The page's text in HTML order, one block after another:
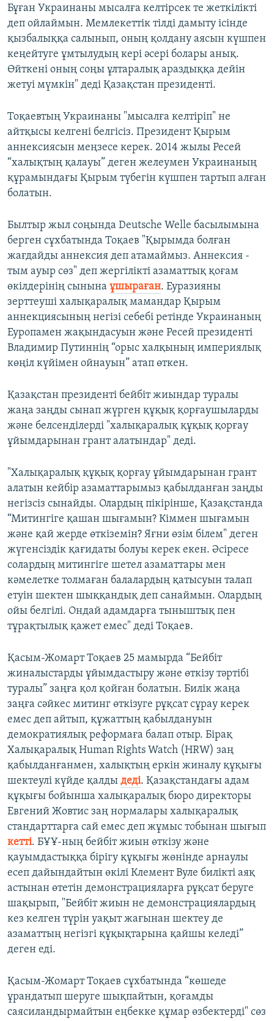
Бұған Украинаны мысалға келтірсек те жеткілікті
деп ойлаймын. Мемлекеттік тілді дамыту ісінде
қызбалыққа салынып, оның қолдану аясын күшпен
кеңейтуге ұмтылудың кері әсері болары анық.
Өйткені оның соңы ұлтаралық араздыққа дейін
жетуі мүмкін" деді Қазақстан президенті.
Тоқаевтың Украинаны "мысалға келтіріп" не
айтқысы келгені белгісіз. Президент Қырым
аннексиясын меңзесе керек. 2014 жылы Ресей
“халықтың қалауы” деген желеумен Украинаның
құрамындағы Қырым түбегін күшпен тартып алған
болатын.
Былтыр жыл соңында Deutsche Welle басылымына
берген сұхбатында Тоқаев "Қырымда болған
жағдайды аннексия деп атамаймыз. Аннексия -
тым ауыр сөз" деп жергілікті азаматтық қоғам
өкілдерінің сынына ұшыраған. Еуразияны
зерттеуші халықаралық мамандар Қырым
аннекциясының негізі себебі ретінде Украинаның
Еуропамен жақындасуын және Ресей президенті
Владимир Путиннің “орыс халқының империялық
көңіл күйімен ойнауын” атап өткен.
Қазақстан президенті бейбіт жиындар туралы
жаңа заңды сынап жүрген құқық қорғаушыларды
және белсенділерді "халықаралық құқық қорғау
ұйымдарынан грант алатындар" деді.
"Халықаралық құқық қорғау ұйымдарынан грант
алатын кейбір азаматтарымыз қабылданған заңды
негізсіз сынайды. Олардың пікірінше, Қазақстанда
“Митингіге қашан шығамын? Кіммен шығамын
және қай жерде өткіземін? Яғни өзім білем" деген
жүгенсіздік қағидаты болуы керек екен. Әсіресе
солардың митингіге шетел азаматтары мен
кәмелетке толмаған балалардың қатысуын талап
етуін шектен шыққандық деп санаймын. Олардың
ойы белгілі. Ондай адамдарға тыныштық пен
тұрақтылық қажет емес" деді Тоқаев.
Қасым-Жомарт Тоқаев 25 мамырда “Бейбіт
жиналыстарды ұйымдастыру және өткізу тәртібі
туралы” заңға қол қойған болатын. Билік жаңа
заңға сәйкес митинг өткізуге рұқсат сұрау керек
емес деп айтып, құжаттың қабылдануын
демократиялық реформаға балап отыр. Бірақ
Халықаралық Human Rights Watch (HRW) заң
қабылданғанмен, халықтың еркін жиналу құқығы
шектеулі күйде қалды деді. Қазақстандағы адам
құқығы бойынша халықаралық бюро директоры
Евгений Жовтис заң нормалары халықаралық
стандарттарға сай емес деп жұмыс тобынан шығып
кетті. БҰҰ-ның бейбіт жиын өткізу және
қауымдастыққа бірігу құқығы жөнінде арнаулы
есеп дайындайтын өкілі Клемент Вуле билікті аяқ
астынан өтетін демонстрацияларға рұқсат беруге
шақырып, "Бейбіт жиын не демонстрациялардың
кез келген түрін уақыт жағынан шектеу де
азаматтың негізгі құқықтарына қайшы келеді”
деген еді.
Қасым-Жомарт Тоқаев сұхбатында “көшеде
ұрандатып шеруге шықпайтын, қоғамды
саясиландырмайтын еңбекке құмар өзбектерді" сөз